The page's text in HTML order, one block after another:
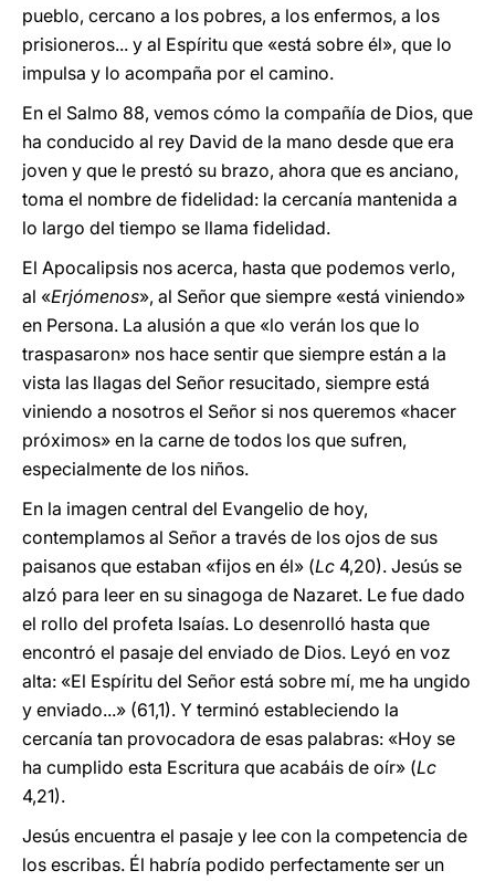
pueblo, cercano a los pobres, a los enfermos, a los
prisioneros... y al Espíritu que «está sobre él», que lo
impulsa y lo acompaña por el camino.
En el Salmo 88, vemos cómo la compañía de Dios, que
ha conducido al rey David de la mano desde que era
joven y que le prestó su brazo, ahora que es anciano,
toma el nombre de fidelidad: la cercanía mantenida a
lo largo del tiempo se llama fidelidad.
El Apocalipsis nos acerca, hasta que podemos verlo,
al «Erjómenos», al Señor que siempre «está viniendo»
en Persona. La alusión a que «lo verán los que lo
traspasaron» nos hace sentir que siempre están a la
vista las llagas del Señor resucitado, siempre está
viniendo a nosotros el Señor si nos queremos «hacer
próximos» en la carne de todos los que sufren,
especialmente de los niños.
En la imagen central del Evangelio de hoy,
contemplamos al Señor a través de los ojos de sus
paisanos que estaban «fijos en él» (Lc 4,20). Jesús se
alzó para leer en su sinagoga de Nazaret. Le fue dado
el rollo del profeta Isaías. Lo desenrolló hasta que
encontró el pasaje del enviado de Dios. Leyó en voz
alta: «El Espíritu del Señor está sobre mí, me ha ungido
y enviado...» (61,1). Y terminó estableciendo la
cercanía tan provocadora de esas palabras: «Hoy se
ha cumplido esta Escritura que acabáis de oír» (Lc
4,21).
Jesús encuentra el pasaje y lee con la competencia de
los escribas. Él habría podido perfectamente ser un